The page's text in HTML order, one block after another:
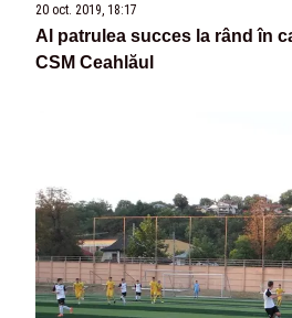
20 oct. 2019, 18:17
Al patrulea succes la rând în
CSM Ceahlăul